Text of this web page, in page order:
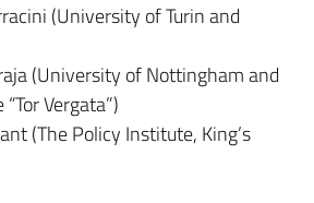
(University of Turin and
(University of Nottingham and
Vergata”)
(The Policy Institute, King’s